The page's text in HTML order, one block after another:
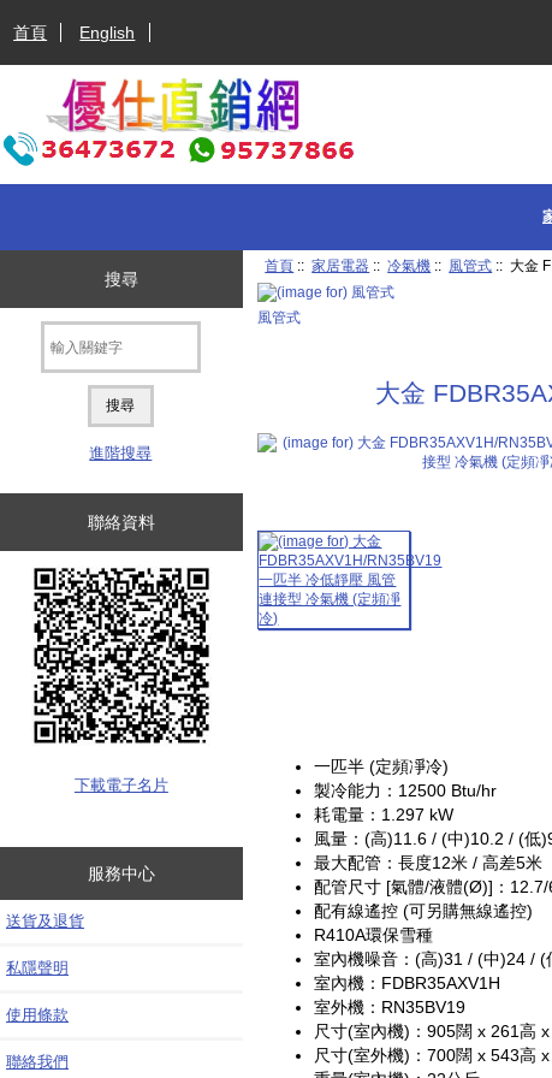
首頁 English
搜尋
進階搜尋
聯絡資料
下載電子名片
服務中心
送貨及退貨
私隱聲明
使用條款
聯絡我們
首頁 ::家居電器 ::冷氣機 :: 風管式 :: 大金
風管式
大金
一匹半 (定頻凈冷)
製冷能力：12500 Btu/hr
耗電量：1.297 kW
風量：(高)11.6 / (中)10.2 / (低
最大配管：長度12米 / 高差5米
配管尺寸 [氣體/液體(Ø)]：
配有線遙控 (可另購無線遙控)
R410A環保雪種
室內機噪音：(高)31 / (中)24 / (
室內機：FDBR35AXV1H
室外機：RN35BV19
尺寸(室內機)：905闊 x 261高
尺寸(室外機)：700闊 x 543高